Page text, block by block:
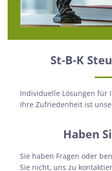
St-B-K
Individuelle Lösungen für
Ihre Zufriedenheit ist
Haben
Sie haben Fragen oder
Sie nicht, uns zu